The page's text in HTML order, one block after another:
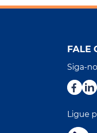
FALE
Siga-
Ligue